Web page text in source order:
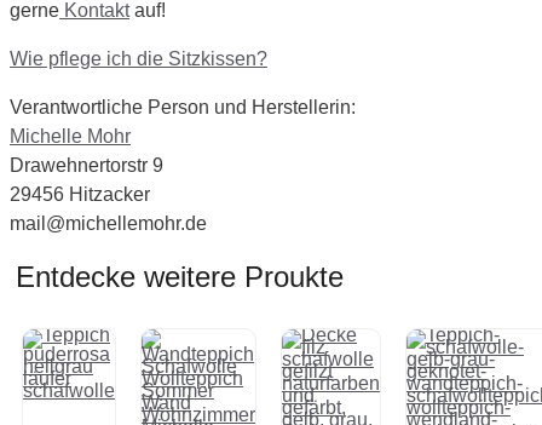
gerne Kontaktauf!
Wie pflege ich die Sitzkissen?
Verantwortliche Person und Herstellerin:
Michelle Mohr
Drawehnertorstr 9
29456 Hitzacker
mail@michellemohr.de
Entdecke weitere Proukte